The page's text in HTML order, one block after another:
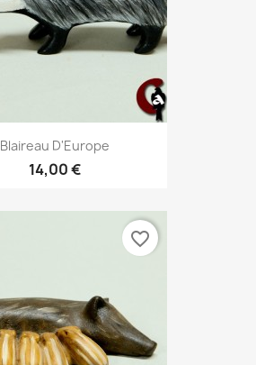
Blaireau D'Europe
14,00 €
favorite_border